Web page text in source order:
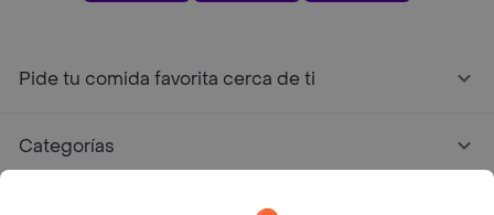
Pide tu comida favorita cerca de ti
Categorías